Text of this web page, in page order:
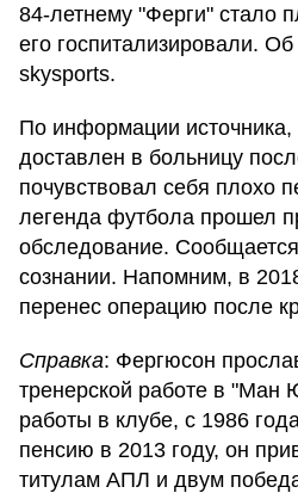
84-летнему "Ферги" стало
его госпитализировали.
skysports.
По информации
доставлен в больницу
почувствовал себя плохо
легенда футбола прошел
обследование.
сознании. Напомним, в
перенес операцию после
Справка: Фергюсон
тренерской работе в "Ман
работы в клубе, с 1986
пенсию в 2013 году, он
титулам АПЛ и двум